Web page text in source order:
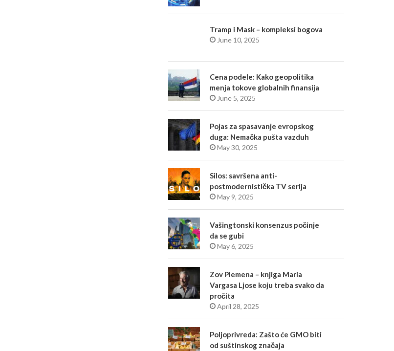
Tramp i Mask – kompleksi bogova
June 10, 2025
Cena podele: Kako geopolitika
menja tokove globalnih finansija
June 5, 2025
Pojas za spasavanje evropskog
duga: Nemačka pušta vazduh
May 30, 2025
Silos: savršena anti-
postmodernistička TV serija
May 9, 2025
Vašingtonski konsenzus počinje
da se gubi
May 6, 2025
Zov Plemena – knjiga Maria
Vargasa Ljose koju treba svako da
pročita
April 28, 2025
Poljoprivreda: Zašto će GMO biti
od suštinskog značaja